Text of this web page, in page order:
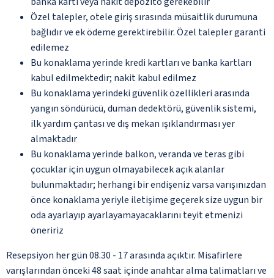
Özel talepler, otele giriş sırasında müsaitlik durumuna
bağlıdır ve ek ödeme gerektirebilir. Özel talepler garanti
edilemez
Bu konaklama yerinde kredi kartları ve banka kartları
kabul edilmektedir; nakit kabul edilmez
Bu konaklama yerindeki güvenlik özellikleri arasında
yangın söndürücü, duman dedektörü, güvenlik sistemi,
ilk yardım çantası ve dış mekan ışıklandırması yer
almaktadır
Bu konaklama yerinde balkon, veranda ve teras gibi
çocuklar için uygun olmayabilecek açık alanlar
bulunmaktadır; herhangi bir endişeniz varsa varışınızdan
önce konaklama yeriyle iletişime geçerek size uygun bir
oda ayarlayıp ayarlayamayacaklarını teyit etmenizi
öneririz
Resepsiyon her gün 08.30 - 17 arasında açıktır. Misafirlere
varışlarından önceki 48 saat içinde anahtar alma talimatları ve